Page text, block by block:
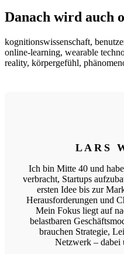
Danach wird auch
kognitionswissenschaft,
online-learning, wearable
reality, körpergefühl,
LARS
Ich bin Mitte 40 und
verbracht, Startups
ersten Idee bis zur
Herausforderungen und
Mein Fokus liegt auf
belastbaren
brauchen Strategie,
Netzwerk – dabei